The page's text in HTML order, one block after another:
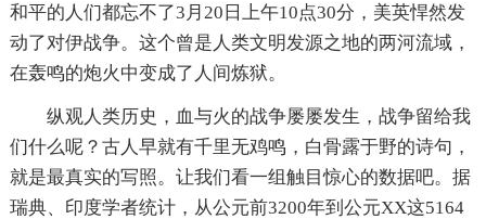
和平的人们都忘不了3月20日上午10点30分，美英悍然发
动了对伊战争。这个曾是人类文明发源之地的两河流域，
在轰鸣的炮火中变成了人间炼狱。
纵观人类历史，血与火的战争屡屡发生，战争留给我
们什么呢？古人早就有千里无鸡鸣，白骨露于野的诗句，
就是最真实的写照。让我们看一组触目惊心的数据吧。据
瑞典、印度学者统计，从公元前3200年到公元XX这5164